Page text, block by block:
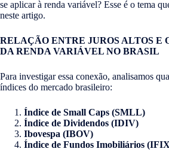
se aplicar à renda variável? Esse é o tema
neste artigo.
RELAÇÃO ENTRE JUROS ALTOS E
DA RENDA VARIÁVEL NO BRASIL
Para investigar essa conexão, analisamos
índices do mercado brasileiro:
Índice de Small Caps (SMLL)
Índice de Dividendos (IDIV)
Ibovespa (IBOV)
Índice de Fundos Imobiliários